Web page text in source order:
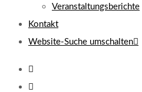
Veranstaltungsberichte
Kontakt
Website-Suche umschalten